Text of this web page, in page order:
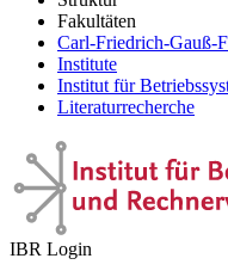
Fakultäten
Carl-Friedrich-Gauß-
Institute
Institut für
Literaturrecherche
IBR Login